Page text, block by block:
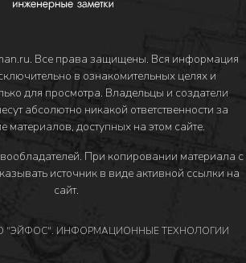
Все права защищены. Вся информация
в ознакомительных целях и
для просмотра. Владельцы и создатели
абсолютно никакой ответственности за
материалов, доступных на этом сайте.
. При копировании материала с
источник в виде активной ссылки на
сайт.
"ЭЙФОС". ИНФОРМАЦИОННЫЕ ТЕХНОЛОГИИ